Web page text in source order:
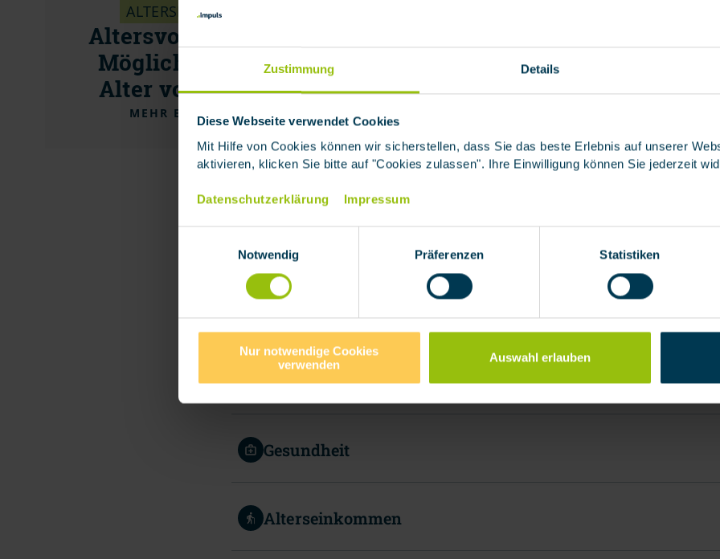
Zustimmung Details
Diese Webseite verwendet Cookies
Mit Hilfe von Cookies können wir sicherstellen, dass Sie das beste Erlebnis auf unserer
aktivieren, klicken Sie bitte auf "Cookies zulassen". Ihre Einwilligung können Sie jederzeit
Datenschutzerklärung Impressum
Notwendig
Präferenzen Statistiken
Nur notwendige Cookies
verwenden
Auswahl erlauben
ALTERSEINKOMMEN
Altersvorsorge: Ihre
Möglichkeiten, im
Alter vorzusorgen
MEHR ERFAHREN
großen PKV-Vergleich
1 von 6
PRODUKTAUSWAHL
Private Absicherung
Arbeitskraft & Einkommen
Gesundheit
Alterseinkommen